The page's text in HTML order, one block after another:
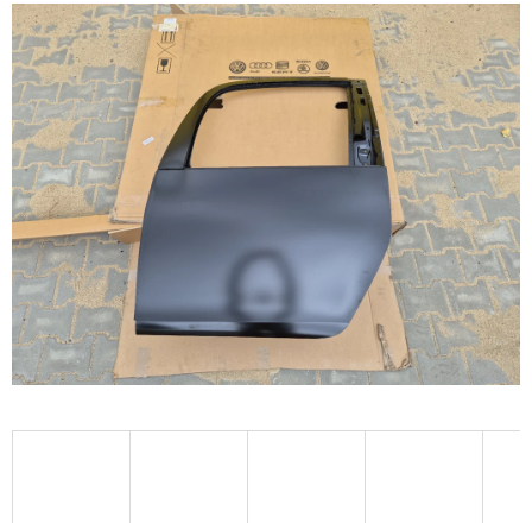
produktu
je
0,0
z
5
hvězdiček.